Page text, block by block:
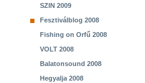
SZIN 2009
Fesztiválblog 2008
Fishing on Orfű 2008
VOLT 2008
Balatonsound 2008
Hegyalja 2008